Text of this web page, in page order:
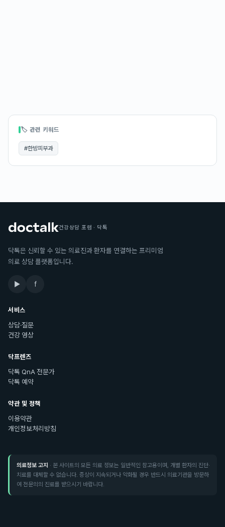
🏷 관련 키워드
#한방피부과
건강상담 포럼 · 닥톡
닥톡은 신뢰할 수 있는 의료진과 환자를 연결하는 프리미엄
의료 상담 플랫폼입니다.
▶ f
서비스
상담·질문
건강 영상
닥프렌즈
닥톡 QnA 전문가
닥톡 예약
약관 및 정책
이용약관
개인정보처리방침
의료정보 고지 · 본 사이트의 모든 의료 정보는 일반적인 참고용이며, 개별 환자의 진단·
치료를 대체할 수 없습니다. 증상이 지속되거나 악화될 경우 반드시 의료기관을 방문하
여 전문의의 진료를 받으시기 바랍니다.